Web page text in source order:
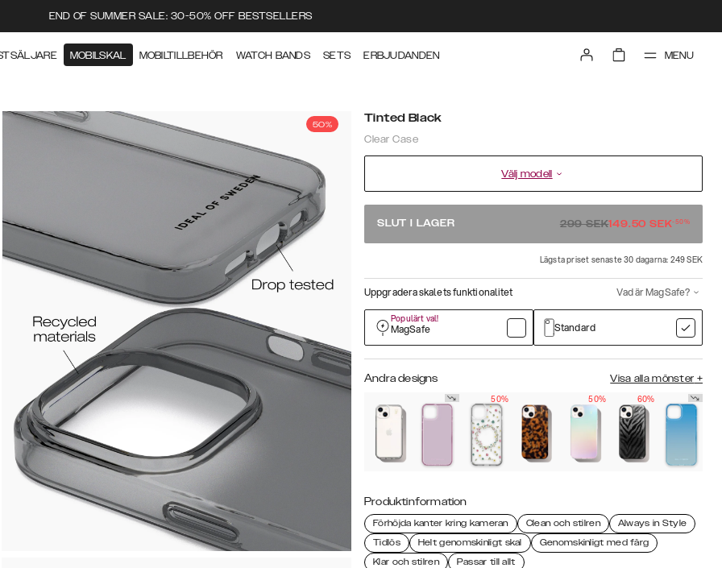
END OF SUMMER SALE: 30-50% OFF BESTSELLERS
MOBILSKAL MOBILTILLBEHÖR WATCH BANDS SETS ERBJUDANDEN MENU
50% Tinted Black
Clear Case
Välj modell
SLUT I LAGER 299SEK149.50 SEK-50%
Lägsta priset senaste 30 dagarna: 249 SEK
Uppgradera skalets funktionalitet Vad är MagSafe?
Populärt val!
MagSafe Standard
Andra designs Visa alla mönster +
50%
50% 60%
Produktinformation
Förhöjda kanter kring kameran Clean och stilren
Always in Style
Tidlös
Helt genomskinligt skal
Genomskinligt med färg
Klar och stilren
Passar till allt